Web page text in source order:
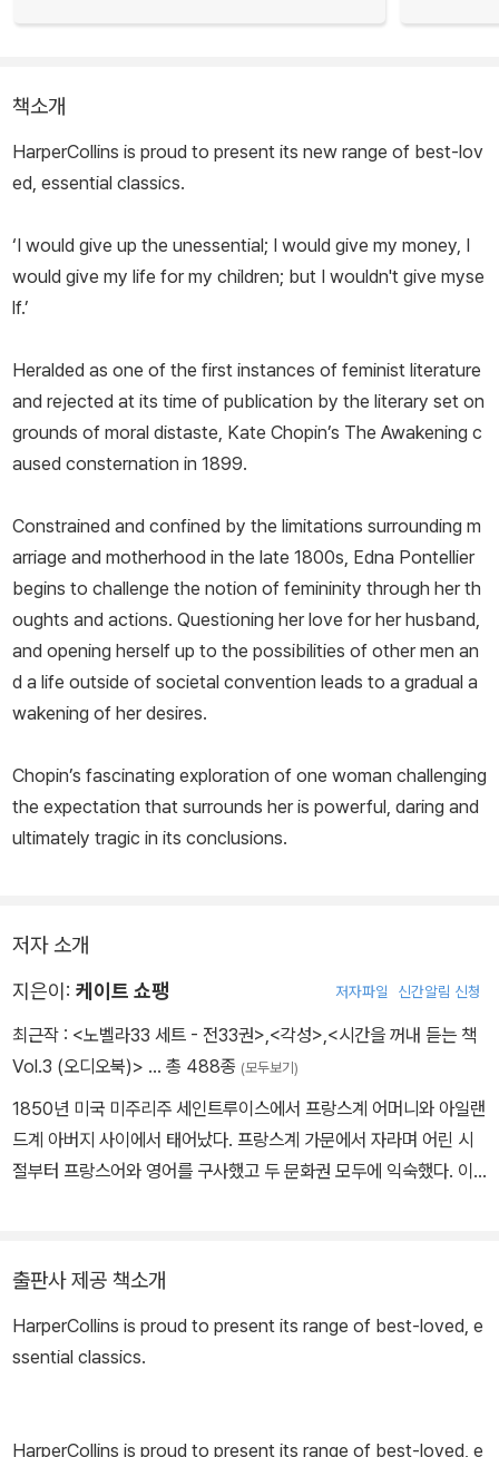
책소개
HarperCollins is proud to present its new range of best-lov
ed, essential classics.
‘I would give up the unessential; I would give my money, I
would give my life for my children; but I wouldn't give myse
lf.’
Heralded as one of the first instances of feminist literature
and rejected at its time of publication by the literary set on
grounds of moral distaste, Kate Chopin’s The Awakening c
aused consternation in 1899.
Constrained and confined by the limitations surrounding m
arriage and motherhood in the late 1800s, Edna Pontellier
begins to challenge the notion of femininity through her th
oughts and actions. Questioning her love for her husband,
and opening herself up to the possibilities of other men an
d a life outside of societal convention leads to a gradual a
wakening of her desires.
Chopin’s fascinating exploration of one woman challenging
the expectation that surrounds her is powerful, daring and
ultimately tragic in its conclusions.
저자 소개
지은이: 케이트 쇼팽 저자파일 신간알림 신청
최근작 : <노벨라33 세트 - 전33권>,<각성>,<시간을 꺼내 듣는 책
Vol.3 (오디오북)> … 총 488종 (모두보기)
1850년 미국 미주리주 세인트루이스에서 프랑스계 어머니와 아일랜
드계 아버지 사이에서 태어났다. 프랑스계 가문에서 자라며 어린 시
절부터 프랑스어와 영어를 구사했고 두 문화권 모두에 익숙했다. 이
70년에는 사교모임에서 만난 부유한 가문의 아들 오스카 쇼팽과 결
혼해 뉴올리언스에서 9년간 여섯 명의 자녀를 낳았다. 이곳에서의 생
활은 쇼팽의 작품 전반에 중요한 배경이 되었다. 이후 남편의 면화 중
편 오스카가 말라리아로 사망하자 여섯 자녀를 데리고 세인트루이스
출판사 제공 책소개
HarperCollins is proud to present its range of best-loved, e
ssential classics.
HarperCollins is proud to present its range of best-loved, e